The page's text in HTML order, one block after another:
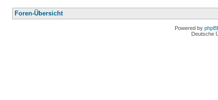
Foren-Übersicht
Powered by
Deutsche